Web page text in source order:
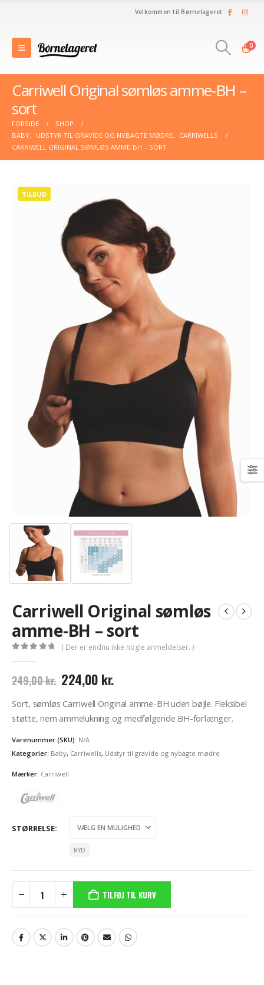
Velkommen til Børnelageret
0
Carriwell Original sømløs amme-BH –
sort
FORSIDE
SHOP
BABY, UDSTYR TIL GRAVIDE OG NYBAGTE MØDRE,
CARRIWELLS
CARRIWELL ORIGINAL SØMLØS AMME-BH – SORT
TILBUD
Carriwell Original sømløs
amme-BH – sort
( Der er endnu ikke nogle anmeldelser. )
249,00kr. Den
oprindelige
pris
var:
249,00 kr..
224,00 kr.
aktuelle
pris
er:
224,00 kr..
Sort, sømløs Carriwell Original amme-BH uden bøjle. Fleksibel
støtte, nem ammelukning og medfølgende BH-forlænger.
Varenummer (SKU): N/A
Kategorier: Baby, Carriwells, Udstyr til gravide og nybagte mødre
Mærker: Carriwell
STØRRELSE
RYD
TILFØJ TIL KURV